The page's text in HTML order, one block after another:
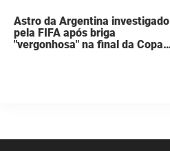
Astro da Argentina investigado
pela FIFA após briga
"vergonhosa" na final da Copa